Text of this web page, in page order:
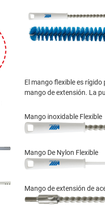
El mango flexible es
mango de extensión. La
Mango inoxidable Flexible
Mango De Nylon Flexible
Mango de extensión de